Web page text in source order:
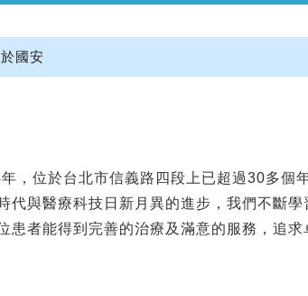
國安
，位於台北市信義路四段上已超過30多個
代與醫療科技日新月異的進步，我們不斷
患者能得到完善的治療及滿意的服務，追求